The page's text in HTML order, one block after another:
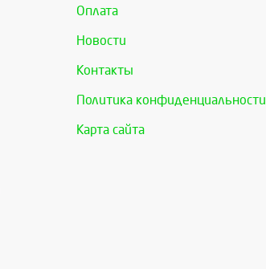
Оплата
Новости
Контакты
Политика конфиденциальности
Карта сайта